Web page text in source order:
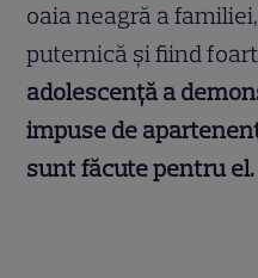
oaia neagră a
puternică și fiind
adolescență a
impuse de
sunt făcute pentru el.